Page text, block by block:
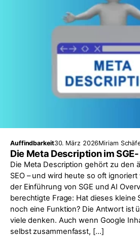
Auffindbarkeit30. März 2026Miriam
Die Meta Description im
Die Meta Description gehört zu den
SEO – und wird heute so oft
der Einführung von SGE und AI
berechtigte Frage: Hat dieses kleine
noch eine Funktion? Die Antwort ist
viele denken. Auch wenn Google
selbst zusammenfasst, […]